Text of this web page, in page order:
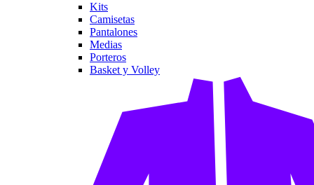
Kits
Camisetas
Pantalones
Medias
Porteros
Basket y Volley